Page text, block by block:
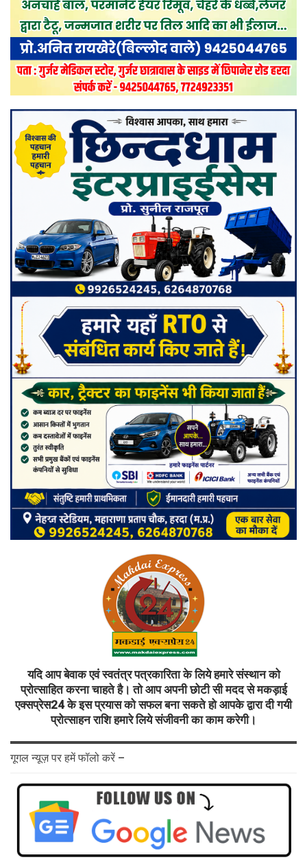
यदि आप बेवाक एवं स्वतंत्र पत्रकारिता के लिये हमारे संस्थान को
प्रोत्साहित करना चाहते है। तो आप अपनी छोटी सी मदद से मकड़ाई
एक्सप्रेस24 के इस प्रयास को सफल बना सकते हो आपके द्वारा दी गयी
प्रोत्साहन राशि हमारे लिये संजीवनी का काम करेगी।
गूगल न्यूज़ पर हमें फॉलो करें –